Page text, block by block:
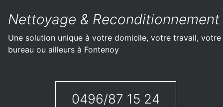
Nettoyage & Reconditionnement
Une solution unique à votre domicile, votre travail, votre
bureau ou ailleurs à Fontenoy
0496/87 15 24